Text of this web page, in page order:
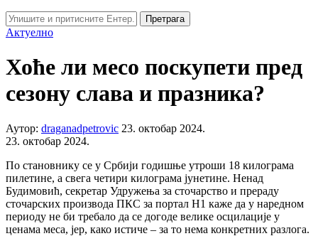
Претрага
Актуелно
Хоће ли месо поскупети пред
сезону слава и празника?
Аутор: draganadpetrovic 23. октобар 2024.
23. октобар 2024.
По становнику се у Србији годишње утроши 18 килограма
пилетине, а свега четири килограма јунетине. Ненад
Будимовић, секретар Удружења за сточарство и прераду
сточарских производа ПКС за портал Н1 каже да у наредном
периоду не би требало да се догоде велике осцилације у
ценама меса, јер, како истиче – за то нема конкретних разлога.